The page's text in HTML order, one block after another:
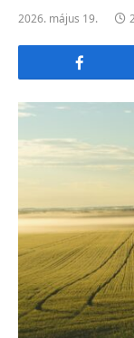
2026. május 19.